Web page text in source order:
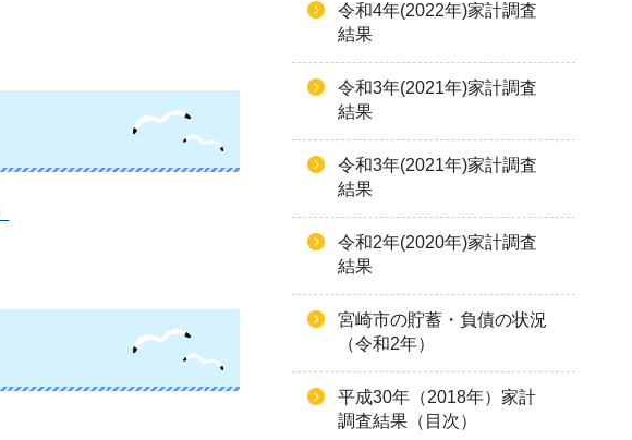
令和4年(2022年)家計調査
結果
令和3年(2021年)家計調査
結果
令和3年(2021年)家計調査
結果
令和2年(2020年)家計調査
結果
宮崎市の貯蓄・負債の状況
（令和2年）
平成30年（2018年）家計
調査結果（目次）